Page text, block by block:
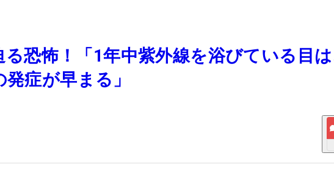
恐怖！「1年中紫外線を浴びている目
症が早まる」